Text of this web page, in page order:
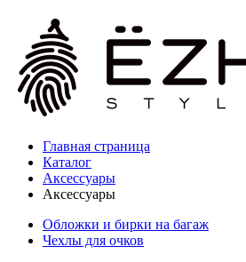
Главная страница
Каталог
Аксессуары
Аксессуары
Обложки и бирки на багаж
Чехлы для очков